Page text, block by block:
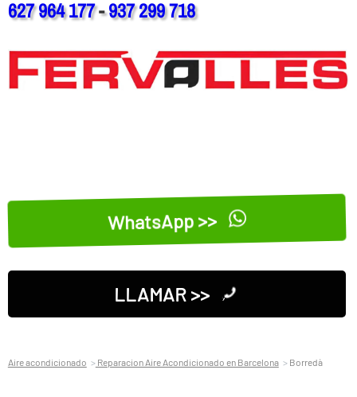
627 964 177-937 299 718
WhatsApp >>
LLAMAR >>
Aire acondicionado Reparacion Aire Acondicionado en Barcelona Borredà